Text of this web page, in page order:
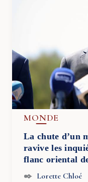
MONDE
La chute d’un
ravive les
flanc oriental
Lorette Chloé